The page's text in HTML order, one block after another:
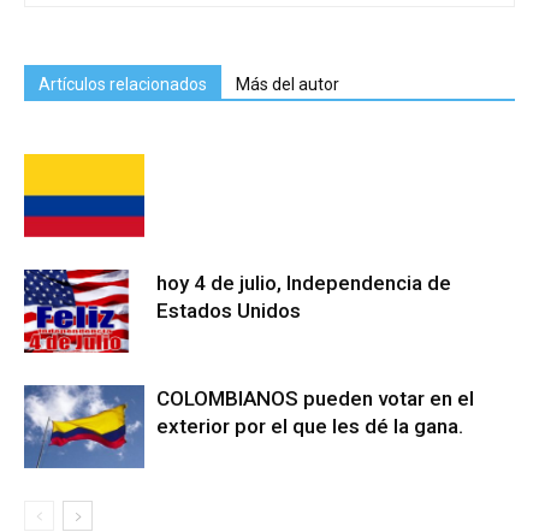
Artículos relacionados Más del autor
hoy 4 de julio, Independencia de
Estados Unidos
COLOMBIANOS pueden votar en el
exterior por el que les dé la gana.